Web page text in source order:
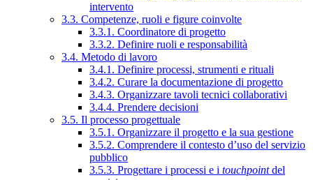
intervento
3.3. Competenze, ruoli e figure coinvolte
3.3.1. Coordinatore di progetto
3.3.2. Definire ruoli e responsabilità
3.4. Metodo di lavoro
3.4.1. Definire processi, strumenti e rituali
3.4.2. Curare la documentazione di progetto
3.4.3. Organizzare tavoli tecnici collaborativi
3.4.4. Prendere decisioni
3.5. Il processo progettuale
3.5.1. Organizzare il progetto e la sua gestione
3.5.2. Comprendere il contesto d’uso del servizio
pubblico
3.5.3. Progettare i processi e i touchpointdel